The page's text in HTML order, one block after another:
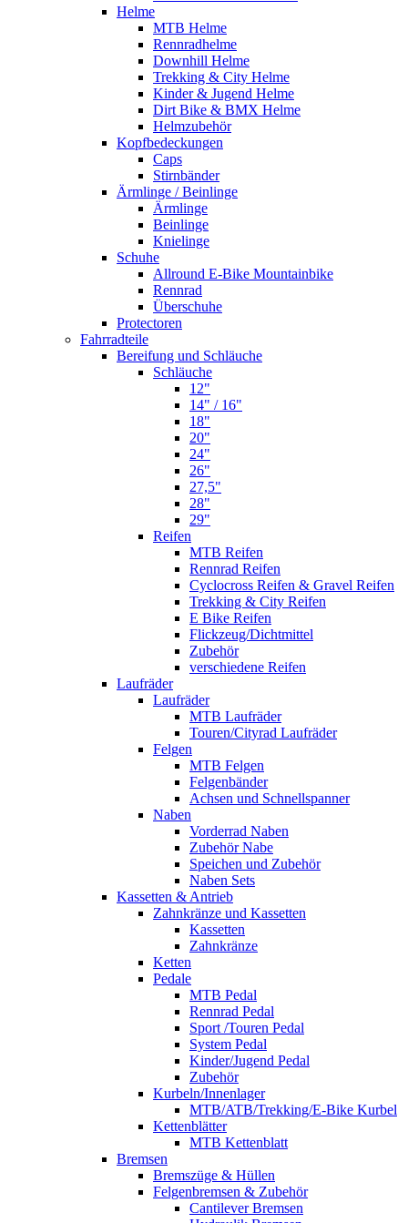
Helme
MTB Helme
Rennradhelme
Downhill Helme
Trekking & City Helme
Kinder & Jugend Helme
Dirt Bike & BMX Helme
Helmzubehör
Kopfbedeckungen
Caps
Stirnbänder
Ärmlinge / Beinlinge
Ärmlinge
Beinlinge
Knielinge
Schuhe
Allround E-Bike Mountainbike
Rennrad
Überschuhe
Protectoren
Fahrradteile
Bereifung und Schläuche
Schläuche
12"
14" / 16"
18"
20"
24"
26"
27,5"
28"
29"
Reifen
MTB Reifen
Rennrad Reifen
Cyclocross Reifen & Gravel Reifen
Trekking & City Reifen
E Bike Reifen
Flickzeug/Dichtmittel
Zubehör
verschiedene Reifen
Laufräder
Laufräder
MTB Laufräder
Touren/Cityrad Laufräder
Felgen
MTB Felgen
Felgenbänder
Achsen und Schnellspanner
Naben
Vorderrad Naben
Zubehör Nabe
Speichen und Zubehör
Naben Sets
Kassetten & Antrieb
Zahnkränze und Kassetten
Kassetten
Zahnkränze
Ketten
Pedale
MTB Pedal
Rennrad Pedal
Sport /Touren Pedal
System Pedal
Kinder/Jugend Pedal
Zubehör
Kurbeln/Innenlager
MTB/ATB/Trekking/E-Bike Kurbel
Kettenblätter
MTB Kettenblatt
Bremsen
Bremszüge & Hüllen
Felgenbremsen & Zubehör
Cantilever Bremsen